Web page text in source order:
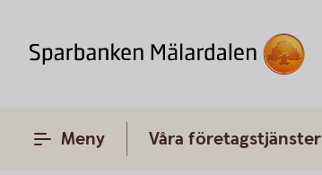
Meny Våra företagstjänster